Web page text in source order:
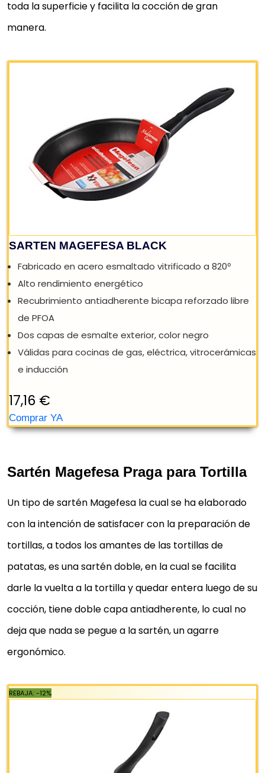
toda la superficie y facilita la cocción de gran
manera.
SARTEN MAGEFESA BLACK
Fabricado en acero esmaltado vitrificado a 820º
Alto rendimiento energético
de PFOA
Válidas para cocinas de gas, eléctrica,
Sartén Magefesa Praga para Tortilla
Un tipo de sartén Magefesa la cual se ha elaborado
con la intención de satisfacer con la preparación de
tortillas, a todos los amantes de las tortillas de
patatas, es una sartén doble, en la cual se facilita
darle la vuelta a la tortilla y quedar entera luego de su
cocción, tiene doble capa antiadherente, lo cual no
deja que nada se pegue a la sartén, un agarre
ergonómico.